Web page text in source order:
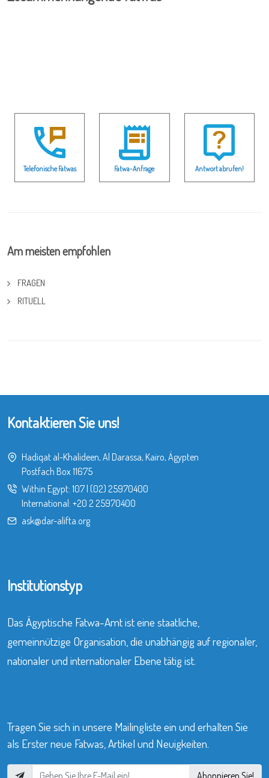
Telefonische Fatwas Fatwa-Anfrage Antwort abrufen!
Am meisten empfohlen
FRAGEN
RITUELL
Kontaktieren Sie uns!
Hadiqat al-Khalideen, Al Darassa, Kairo, Ägypten
Postfach Box 11675
Within Egypt: 107| (02) 25970400
International: +20 2 25970400
ask@dar-alifta.org
Institutionstyp
Das Ägyptische Fatwa-Amt ist eine staatliche,
gemeinnützige Organisation, die unabhängig auf regionaler,
nationaler und internationaler Ebene tätig ist.
Tragen Sie sich in unsere Mailingliste ein und erhalten Sie
als Erster neue Fatwas, Artikel und Neuigkeiten.
Abonnieren Sie!